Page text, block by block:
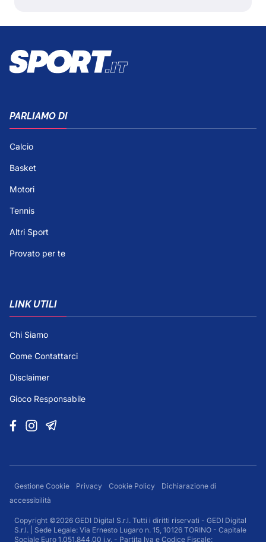
PARLIAMO DI
Calcio
Basket
Motori
Tennis
Altri Sport
Provato per te
LINK UTILI
Chi Siamo
Come Contattarci
Disclaimer
Gioco Responsabile
Gestione Cookie Privacy Cookie Policy
Dichiarazione di
accessibilità
Copyright ©2026 GEDI Digital S.r.l. Tutti i diritti riservati - GEDI Digital
S.r.l. | Sede Legale: Via Ernesto Lugaro n. 15, 10126 TORINO - Capitale
Sociale Euro 1.051.844,00 i.v. - Partita Iva e Codice Fiscale: